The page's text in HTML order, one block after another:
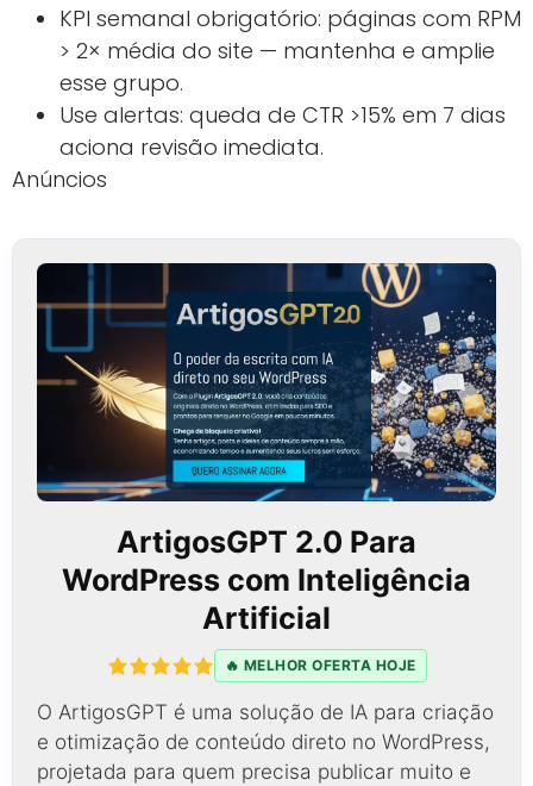
KPI semanal obrigatório: páginas com RPM
> 2× média do site — mantenha e amplie
esse grupo.
Use alertas: queda de CTR >15% em 7 dias
aciona revisão imediata.
Anúncios
ArtigosGPT 2.0 Para
WordPress com Inteligência
Artificial
🔥 MELHOR OFERTA HOJE
O ArtigosGPT é uma solução de IA para criação
e otimização de conteúdo direto no WordPress,
projetada para quem precisa publicar muito e